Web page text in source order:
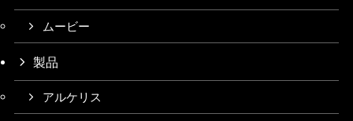
ムービー
製品
アルケリス